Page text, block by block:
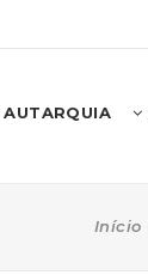
Início